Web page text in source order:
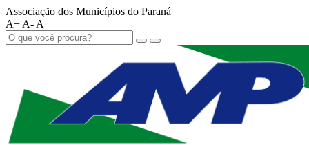
Associação dos Municípios do Paraná
A+ A- A